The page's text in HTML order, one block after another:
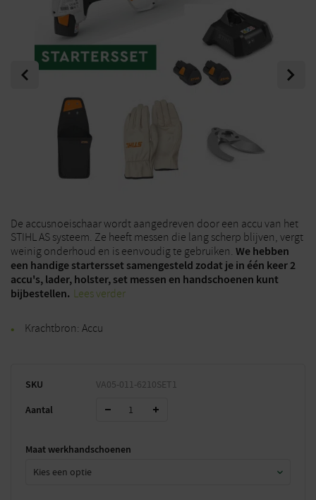
Previous Next
De accusnoeischaar wordt aangedreven door een accu van het
STIHL AS systeem. Ze heeft messen die lang scherp blijven, vergt
weinig onderhoud en is eenvoudig te gebruiken. We hebben
een handige startersset samengesteld zodat je in één keer 2
accu's, lader, holster, set messen en handschoenen kunt
bijbestellen. Lees verder
Krachtbron: Accu
SKU VA05-011-6210SET1
Aantal
Maat werkhandschoenen